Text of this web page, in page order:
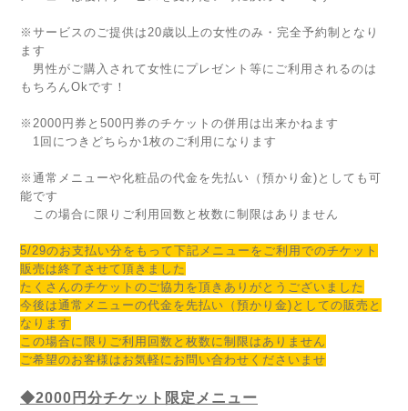
※サービスのご提供は20歳以上の女性のみ・完全予約制となり
ます
男性がご購入されて女性にプレゼント等にご利用されるのは
もちろんOkです！
※2000円券と500円券のチケットの併用は出来かねます
1回につきどちらか1枚のご利用になります
※通常メニューや化粧品の代金を先払い（預かり金)としても可
能です
この場合に限りご利用回数と枚数に制限はありません
5/29のお支払い分をもって下記メニューをご利用でのチケット
販売は終了させて頂きました
たくさんのチケットのご協力を頂きありがとうございました
今後は通常メニューの代金を先払い（預かり金)としての販売と
なります
この場合に限りご利用回数と枚数に制限はありません
ご希望のお客様はお気軽にお問い合わせくださいませ
◆2000円分チケット限定メニュー